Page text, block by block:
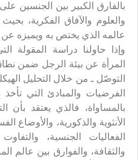
بالفارق الكبير بين الجنسين
والعلوم والآفاق الفكرية،
عالمه الذي يختص به ويميزه
وإذا حاولنا دراسة المقولة
المرأة عن بيئة الرجل ضمن
التوصّل ـ من خلال التحليل
الفرضيات والمبادئ التي تأخذ
بالمساواة، فالذي يعتقد بأن
الأنثوية والذكورية، والأوضاع
الفعاليات الجنسية،
والثقافة، والفوارق بين عالم